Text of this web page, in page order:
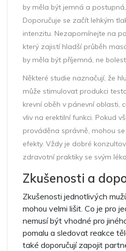
by měla být jemná a
Doporučuje se začít lehkým
intenzitu. Nezapomínejte na
který zajistí hladší průběh
by měla být příjemná, ne
Některé studie naznačují, že
může stimulovat produkci
krevní oběh v pánevní oblasti,
vliv na erektilní funkci. Pokud
prováděna správně, mohou
efekty. Vždy je dobré
zdravotní praktiky se svým
Zkušenosti a
Zkušenosti jednotlivých
mohou velmi lišit. Co je pro
nemusí být vhodné pro
pomalu a sledovat reakce
také doporučují zapojit